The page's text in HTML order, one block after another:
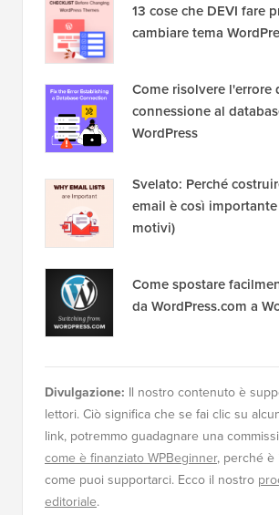
13 cose che DEVI fare
cambiare tema
Come risolvere l'errore
connessione al
WordPress
Svelato: Perché
email è così
motivi)
Come spostare
da WordPress.com a
Divulgazione: Il nostro contenuto è
lettori. Ciò significa che se fai clic su
link, potremmo guadagnare una
come è finanziato WPBeginner, perché è
come puoi supportarci. Ecco il nostro
editoriale.